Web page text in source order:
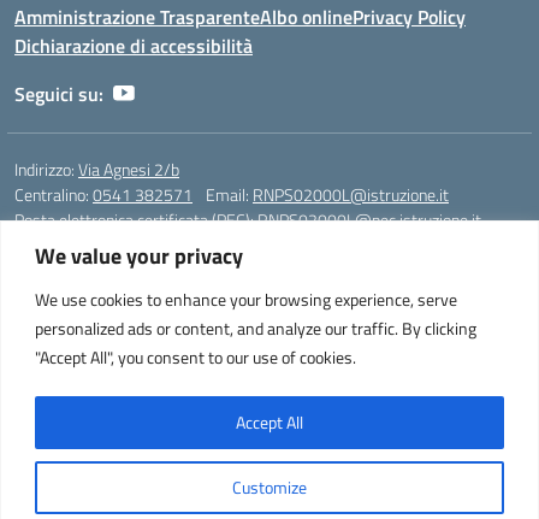
We value your privacy
We use cookies to enhance your browsing experience, serve
personalized ads or content, and analyze our traffic. By clicking
"Accept All", you consent to our use of cookies.
Customize
Accept All
Amministrazione TrasparenteAlbo onlinePrivacy Policy
Dichiarazione di accessibilità
Seguici su:
Indirizzo:Via Agnesi 2/b
Centralino:0541 382571 Email: RNPS02000L@istruzione.it
Posta elettronica certificata (PEC):RNPS02000L@pec.istruzione.it
Codice fiscale: 82009530401
Codice meccanografico: RNPS02000L
Liceo Scientifico e Musicale "A. Einstein" - Via Agnesi 2/b - 47923 Rimini
- Tel. +39 0541 382571 – Fax +39 0541 381636 E-mail:
Idea e progetto di Designers Italia